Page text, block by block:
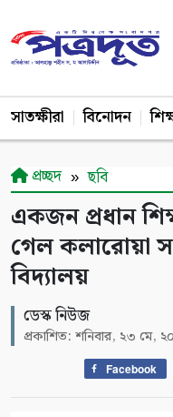
সাতক্ষীরা বিনোদন
প্রচ্ছদ ছবি
একজন প্রধান
গেল কলারোয়া
বিদ্যালয়
ডেস্ক নিউজ
প্রকাশিত: শনিবার, ২৩ মে,
Facebook